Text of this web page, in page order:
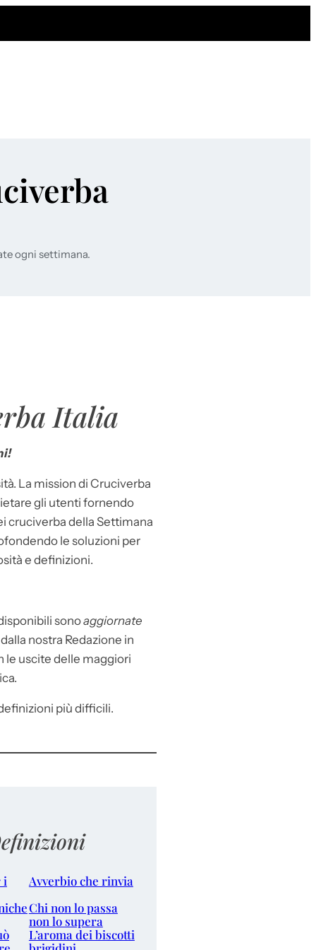
ogni settimana.
Italia
La mission di Cruciverba
gli utenti fornendo
cruciverba della Settimana
le soluzioni per
e definizioni.
sonoaggiornate
dalla nostra Redazione in
le uscite delle maggiori
più difficili.
i
Avverbio che rinvia
Chi non lo passa
non lo supera
L’aroma dei biscotti